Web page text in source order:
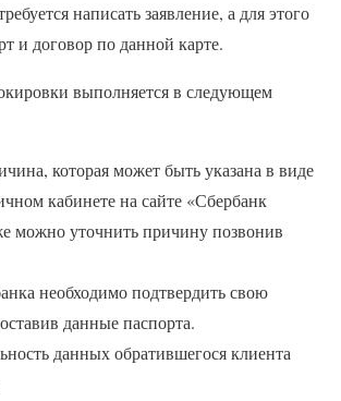
написать заявление, а для этого
и договор по данной карте.
выполняется в следующем
которая может быть указана в виде
кабинете на сайте «Сбербанк
можно уточнить причину позвонив
необходимо подтвердить свою
данные паспорта.
данных обратившегося клиента